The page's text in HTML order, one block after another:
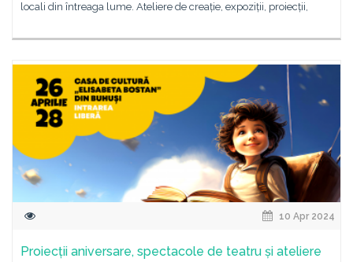
locali din întreaga lume. Ateliere de creație, expoziții, proiecții,
10 Apr 2024
Proiecții aniversare, spectacole de teatru și ateliere